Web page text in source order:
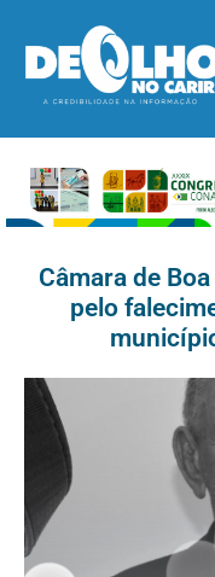
Câmara de
pelo